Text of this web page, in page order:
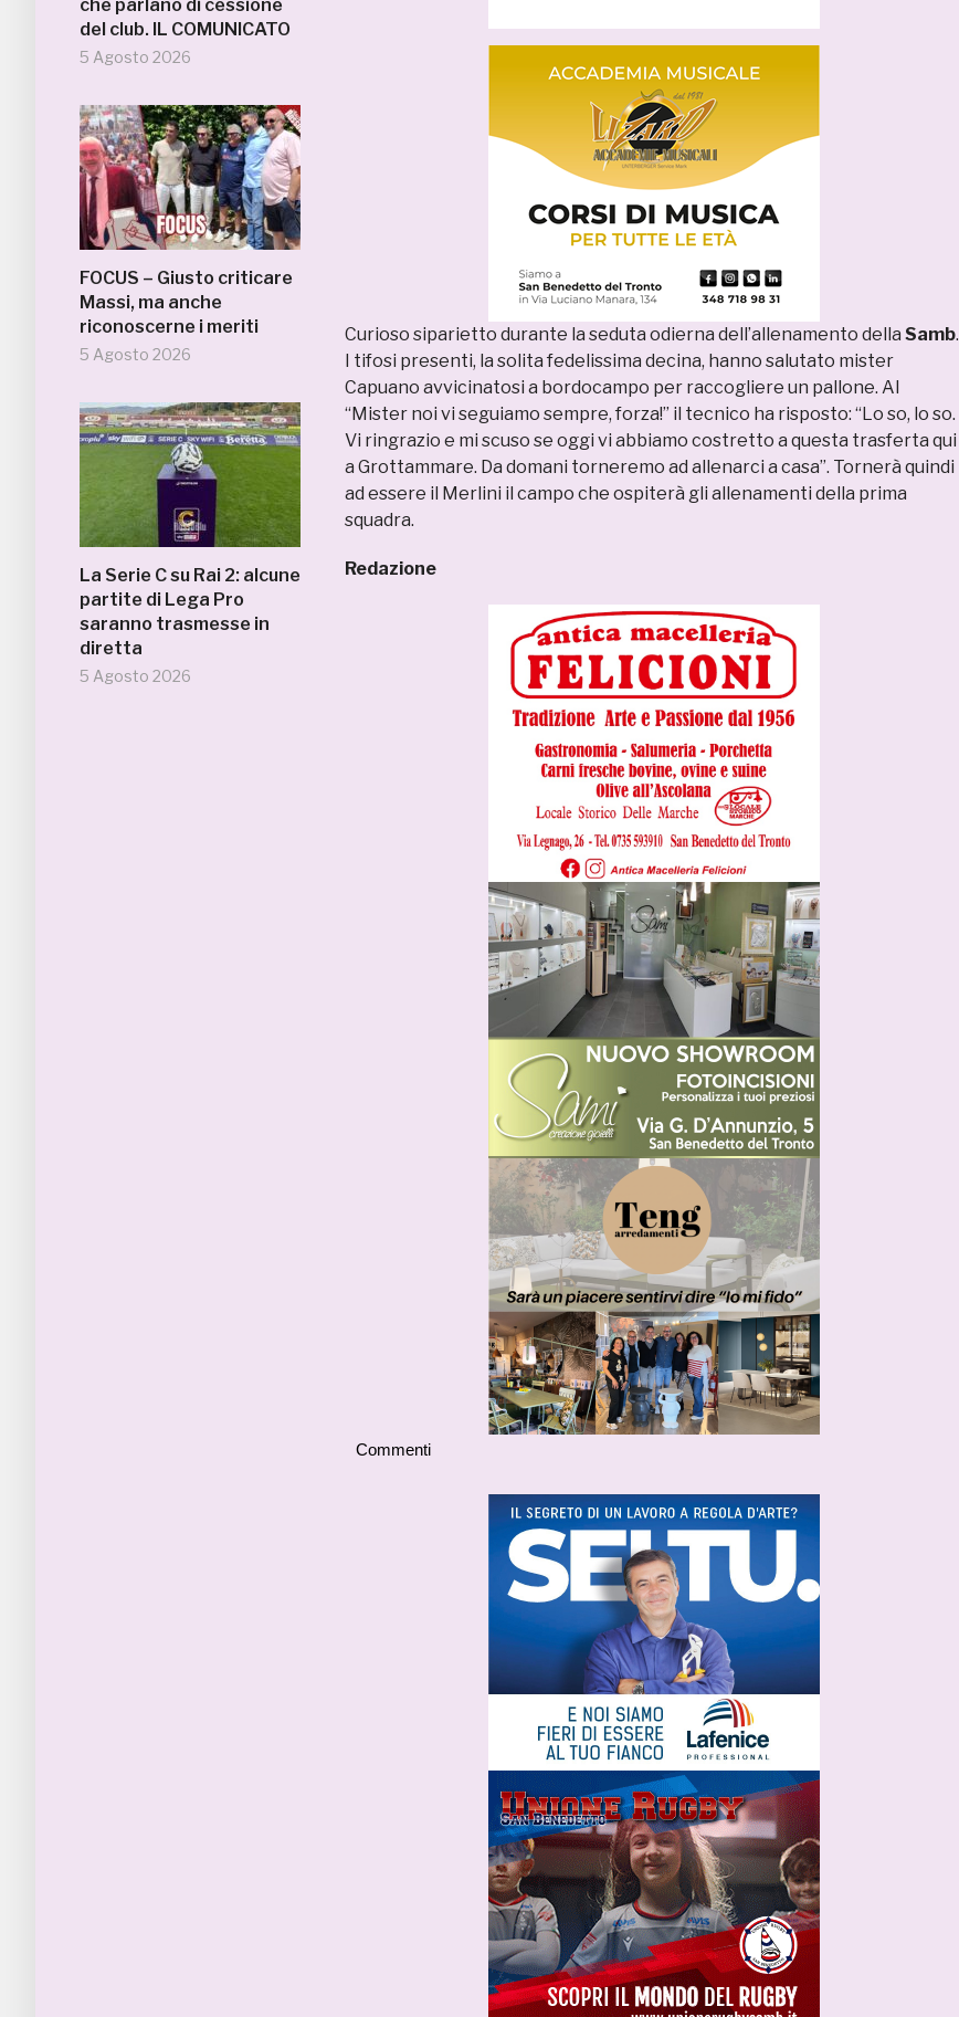
che parlano di cessione
del club. IL COMUNICATO
5 Agosto 2026
FOCUS – Giusto criticare
Massi, ma anche
riconoscerne i meriti
5 Agosto 2026
La Serie C su Rai 2: alcune
partite di Lega Pro
saranno trasmesse in
diretta
5 Agosto 2026
Curioso siparietto durante la seduta odierna dell’allenamento della Samb.
I tifosi presenti, la solita fedelissima decina, hanno salutato mister
Capuano avvicinatosi a bordocampo per raccogliere un pallone. Al
“Mister noi vi seguiamo sempre, forza!” il tecnico ha risposto: “Lo so, lo so.
Vi ringrazio e mi scuso se oggi vi abbiamo costretto a questa trasferta qui
a Grottammare. Da domani torneremo ad allenarci a casa”. Tornerà quindi
ad essere il Merlini il campo che ospiterà gli allenamenti della prima
squadra.
Redazione
Commenti